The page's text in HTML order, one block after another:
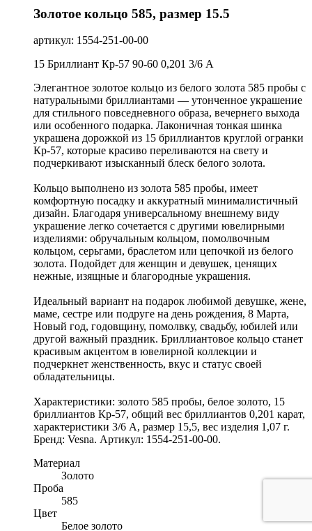
Золотое кольцо 585, размер 15.5
артикул: 1554-251-00-00
15 Бриллиант Кр-57 90-60 0,201 3/6 А
Элегантное золотое кольцо из белого золота 585 пробы с
натуральными бриллиантами — утонченное украшение
для стильного повседневного образа, вечернего выхода
или особенного подарка. Лаконичная тонкая шинка
украшена дорожкой из 15 бриллиантов круглой огранки
Кр-57, которые красиво переливаются на свету и
подчеркивают изысканный блеск белого золота.
Кольцо выполнено из золота 585 пробы, имеет
комфортную посадку и аккуратный минималистичный
дизайн. Благодаря универсальному внешнему виду
украшение легко сочетается с другими ювелирными
изделиями: обручальным кольцом, помолвочным
кольцом, серьгами, браслетом или цепочкой из белого
золота. Подойдет для женщин и девушек, ценящих
нежные, изящные и благородные украшения.
Идеальный вариант на подарок любимой девушке, жене,
маме, сестре или подруге на день рождения, 8 Марта,
Новый год, годовщину, помолвку, свадьбу, юбилей или
другой важный праздник. Бриллиантовое кольцо станет
красивым акцентом в ювелирной коллекции и
подчеркнет женственность, вкус и статус своей
обладательницы.
Характеристики: золото 585 пробы, белое золото, 15
бриллиантов Кр-57, общий вес бриллиантов 0,201 карат,
характеристики 3/6 А, размер 15,5, вес изделия 1,07 г.
Бренд: Vesna. Артикул: 1554-251-00-00.
Материал
Золото
Проба
585
Цвет
Белое золото